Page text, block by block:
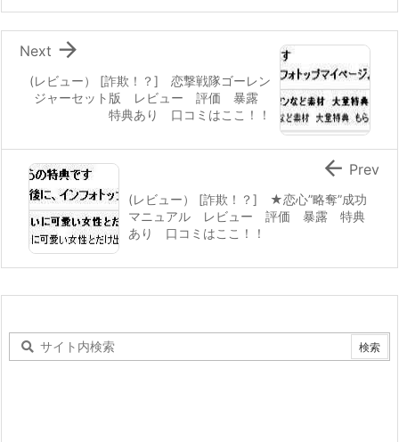
(レビュー） [詐欺！？] 恋撃戦隊ゴーレン
ジャーセット版 レビュー 評価 暴露
特典あり 口コミはここ！！

Next
(レビュー） [詐欺！？] ★恋心”略奪”成功
マニュアル レビュー 評価 暴露 特典
あり 口コミはここ！！
 Prev